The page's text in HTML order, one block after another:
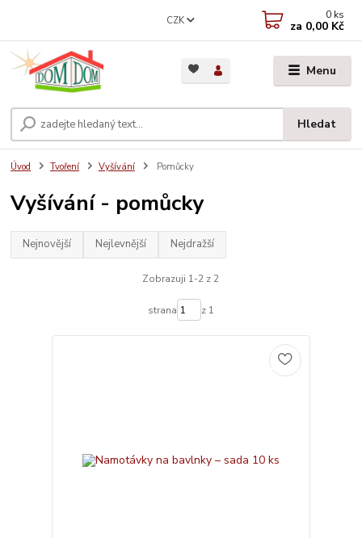
Menu
CZK
Hledat
0 ks
za 0,00 Kč
Úvod Tvoření Vyšívání Pomůcky
Vyšívání - pomůcky
Nejnovější Nejlevnější Nejdražší
Zobrazuji 1-2 z 2
strana z 1